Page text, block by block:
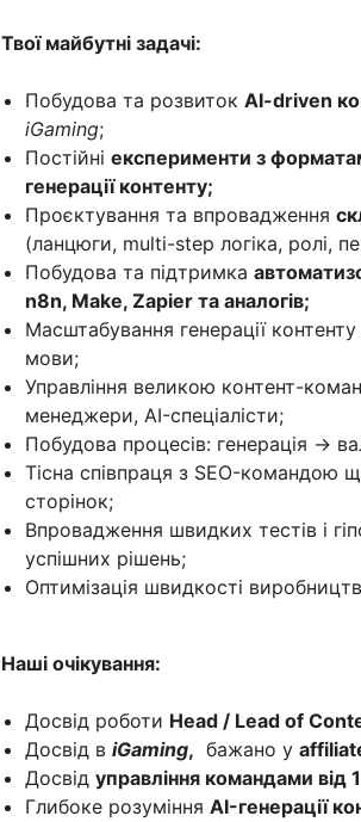
Твої майбутні задачі:
Побудова та розвиток AI-driven
iGaming;
Постійні експерименти з
генерації контенту;
Проєктування та впровадження
(ланцюги, multi-step логіка, ролі,
Побудова та підтримка
n8n, Make, Zapier та аналогів;
Масштабування генерації
мови;
Управління великою контент-
менеджери, AI-спеціалісти;
Побудова процесів: генерація →
Тісна співпраця з SEO-командою
сторінок;
Впровадження швидких тестів і
успішних рішень;
Оптимізація швидкості
Наші очікування:
Досвід роботи Head / Lead of
Досвід в iGaming, бажано у
Досвід управління командами від
Глибоке розуміння AI-генерації